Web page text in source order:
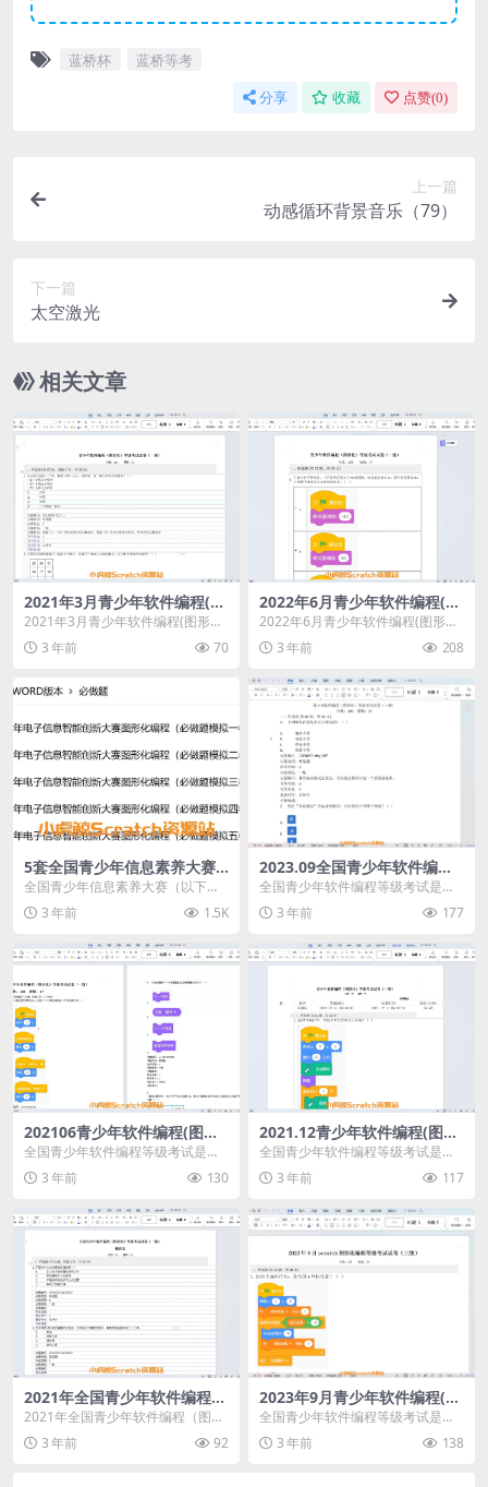
蓝桥杯 蓝桥等考
分享 收藏 点赞(0)
上一篇
动感循环背景音乐（79）
下一篇
太空激光
相关文章
2021年3月青少年软件编程(图
形化)等级考试试卷一级(含答
案)
2021年3月青少年软件编程(图形化)
等级考试试卷一级(含答案)
3 年前 70
2022年6月青少年软件编程(图
形化)等级考试试卷一级(含答
案)
2022年6月青少年软件编程(图形化)
等级考试试卷一级(含答案)
3 年前 208
5套全国青少年信息素养大赛
图形化编程（必做题模拟题）
全国青少年信息素养大赛（以下简
称“大赛”,原全国青少年电子信息智
能创新大赛）是“...
3 年前 1.5K
2023.09全国青少年软件编程
(图形化)scratch等级考试试卷
(一级)
全国青少年软件编程等级考试是由
中国电子学会发起的面向青少年软
件编程能力水平的社会...
3 年前 177
202106青少年软件编程(图形
化)等级考试试卷一级(含答案)
全国青少年软件编程等级考试是由
中国电子学会发起的面向青少年软
件编程能力水平的社会...
3 年前 130
2021.12青少年软件编程(图形
化)等级考试试卷三级(含答案)
全国青少年软件编程等级考试是由
中国电子学会发起的面向青少年软
件编程能力水平的社会...
3 年前 117
2021年全国青少年软件编程
（图形化）等级考试试卷（一
级） 测试卷（含答案）
2021年全国青少年软件编程（图形
化）等级考试试卷（一级） 测试卷
（含答案）
3 年前 92
2023年9月青少年软件编程(图
形化)等级考试试卷(三级)不带
答案
全国青少年软件编程等级考试是由
中国电子学会发起的面向青少年软
件编程能力水平的社会...
3 年前 138